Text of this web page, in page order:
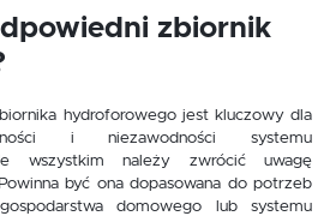
zbiornik
hydroforowego jest kluczowy dla
i niezawodności systemu
wszystkim należy zwrócić uwagę
być ona dopasowana do potrzeb
domowego lub systemu